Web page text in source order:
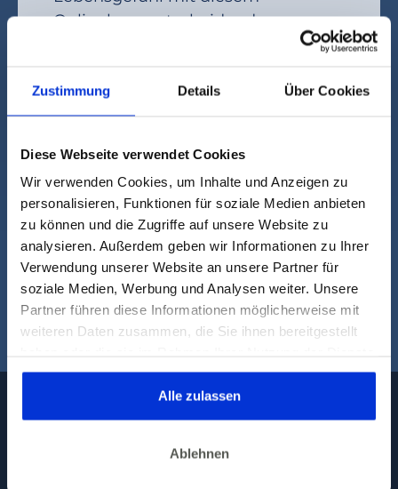
Zustimmung Details Über Cookies
Diese Webseite verwendet Cookies
Wir verwenden Cookies, um Inhalte und Anzeigen zu
personalisieren, Funktionen für soziale Medien anbieten
zu können und die Zugriffe auf unsere Website zu
analysieren. Außerdem geben wir Informationen zu Ihrer
Verwendung unserer Website an unsere Partner für
soziale Medien, Werbung und Analysen weiter. Unsere
Partner führen diese Informationen möglicherweise mit
weiteren Daten zusammen, die Sie ihnen bereitgestellt
gesammelt haben. Dies gilt auch für Gesundheitsdaten,
die gegebenenfalls für die Kursdurchführung erhoben
werden.
Alle zulassen
Ablehnen
Onlinekurs entscheidend
verbessern. Starte jetzt mit Nicole
selbstbestimmtes Leben. Viel Spaß!
Dein Tom
Nix für Dich? Hier findest
Du bestimmt etwas
Passendes.